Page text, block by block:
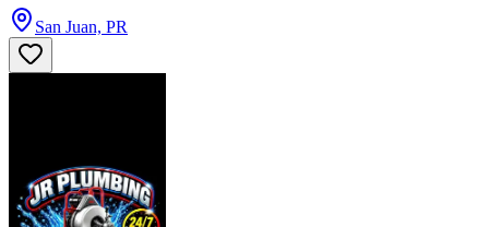
San Juan, PR